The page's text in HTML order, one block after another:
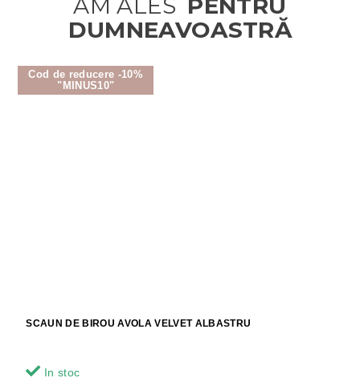
Cod de reducere -10%
"MINUS10"
SCAUN DE BIROU AVOLA VELVET ALBASTRU
In stoc